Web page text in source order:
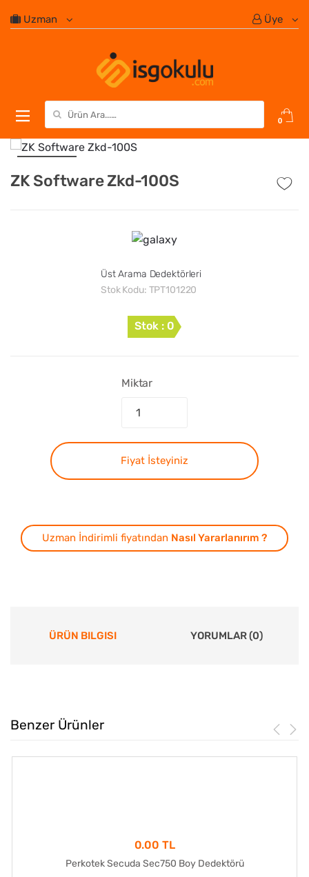
Uzman Üye
Search for:
0
ZK Software Zkd-100S
Üst Arama Dedektörleri
Stok Kodu: TPT101220
Stok : 0
Miktar
Fiyat İsteyiniz
Uzman İndirimli fiyatından Nasıl Yararlanırım ?
ÜRÜN BILGISI YORUMLAR (0)
Benzer Ürünler
0.00 TL
Perkotek Secuda Sec750 Boy Dedektörü